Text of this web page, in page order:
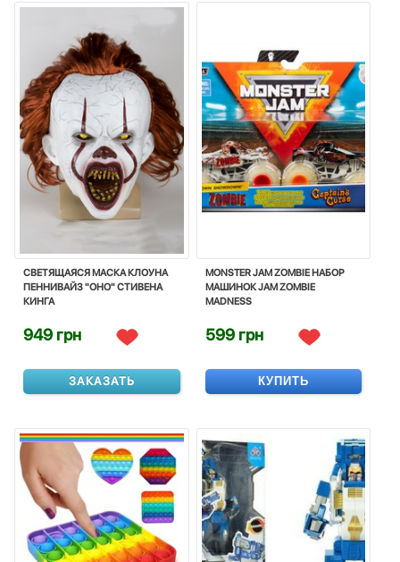
СВЕТЯЩАЯСЯ МАСКА КЛОУНА
ПЕННИВАЙЗ "ОНО" СТИВЕНА
КИНГА
949 грн
ЗАКАЗАТЬ
MONSTER JAM ZOMBIE НАБОР
МАШИНОК JAM ZOMBIE
MADNESS
599 грн
КУПИТЬ